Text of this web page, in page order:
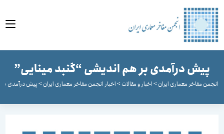
پیش درآمدی بر هم اندیشی “گنبد مینایی”
مفاخر معماری ایران>اخبار و مقالات>اخبار انجمن مفاخر معماری ایران>پیش درآمدی بر هم